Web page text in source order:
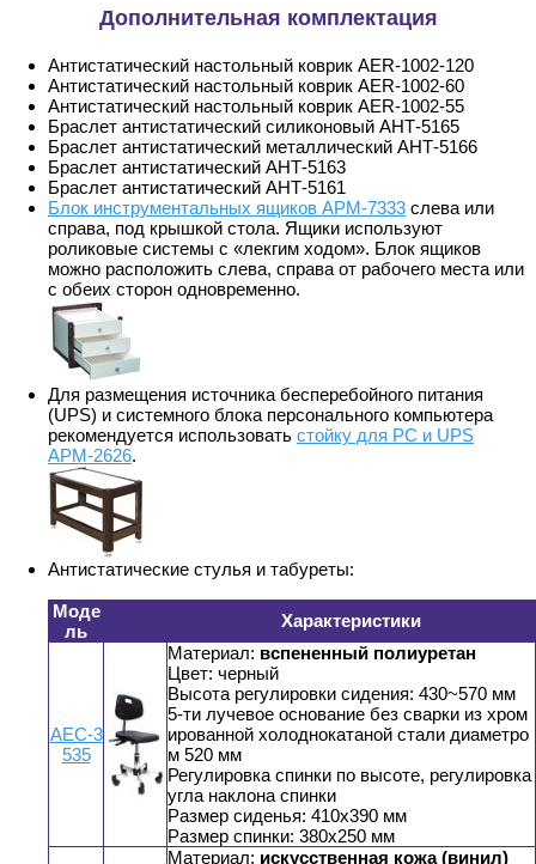
Дополнительная комплектация
Антистатический настольный коврик AER-1002-120
Антистатический настольный коврик AER-1002-60
Антистатический настольный коврик AER-1002-55
Браслет антистатический силиконовый АНТ-5165
Браслет антистатический металлический АНТ-5166
Браслет антистатический АНТ-5163
Браслет антистатический АНТ-5161
Блок инструментальных ящиков АРМ-7333 слева или
справа, под крышкой стола. Ящики используют
роликовые системы с «лекгим ходом». Блок ящиков
можно расположить слева, справа от рабочего места или
с обеих сторон одновременно.
Для размещения источника бесперебойного питания
(UPS) и системного блока персонального компьютера
рекомендуется использовать стойку для PС и UPS
АРМ-2626.
Антистатические стулья и табуреты:
Моде
ль
Характеристики
АЕС-3
535
Материал: вспененный полиуретан
Цвет: черный
Высота регулировки сидения: 430~570 мм
5-ти лучевое основание без сварки из хром
ированной холоднокатаной стали диаметро
м 520 мм
Регулировка спинки по высоте, регулировка
угла наклона спинки
Размер сиденья: 410x390 мм
Размер спинки: 380x250 мм
Материал: искусственная кожа (винил)